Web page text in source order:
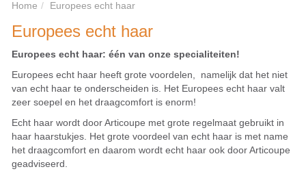
Home Europees echt haar
Europees echt haar
Europees echt haar: één van onze specialiteiten!
Europees echt haar heeft grote voordelen, namelijk dat het niet
van echt haar te onderscheiden is. Het Europees echt haar valt
zeer soepel en het draagcomfort is enorm!
Echt haar wordt door Articoupe met grote regelmaat gebruikt in
haar haarstukjes. Het grote voordeel van echt haar is met name
het draagcomfort en daarom wordt echt haar ook door Articoupe
geadviseerd.